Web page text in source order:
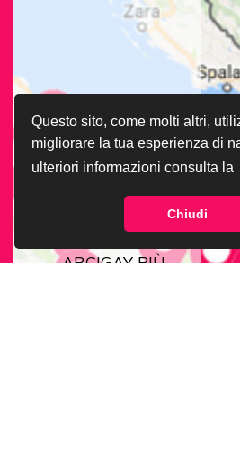
Questo sito, come molti altri,
migliorare la tua esperienza di
ulteriori informazioni consulta la
Chiudi
ARCIGAY PIÙ